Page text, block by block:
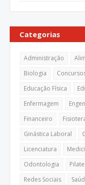
Categorias
Administração
Biologia
Educação Física
Enfermagem
Financeiro
Ginástica Laboral
Licenciatura
Odontologia
Redes Sociais